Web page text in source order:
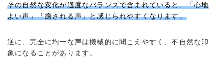
その自然な変化が適度なバランスで含まれていると、「心地
よい声」「癒される声」と感じられやすくなります。
逆に、完全に均一な声は機械的に聞こえやすく、不自然な印
象になることがあります。